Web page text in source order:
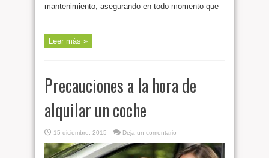
mantenimiento, asegurando en todo momento que
...
Leer más »
Precauciones a la hora de
alquilar un coche
15 diciembre, 2015 Deja un comentario